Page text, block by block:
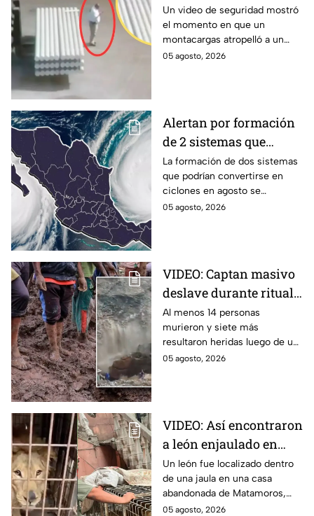
montacargas atropelló
a trabajador distraído
en su celular
Un video de seguridad mostró
el momento en que un
montacargas atropelló a un
trabajador dentro de una planta
05 agosto, 2026
Alertan por formación
de 2 sistemas que
podrían convertirse en
ciclones en agosto:
¿Qué riesgo
representan?
La formación de dos sistemas
que podrían convertirse en
ciclones en agosto se
mantienen bajo vigilancia en el
05 agosto, 2026
VIDEO: Captan masivo
deslave durante ritual
religioso; dejó 23
peregrinos sin vida en
monasterio de Etiopía
Al menos 14 personas
murieron y siete más
resultaron heridas luego de un
deslave durante un ritual
05 agosto, 2026
VIDEO: Así encontraron
a león enjaulado en
casa abandonada en
Matamoros,
Tamaulipas
Un león fue localizado dentro
de una jaula en una casa
abandonada de Matamoros,
Tamaulipas. El hallazgo
05 agosto, 2026